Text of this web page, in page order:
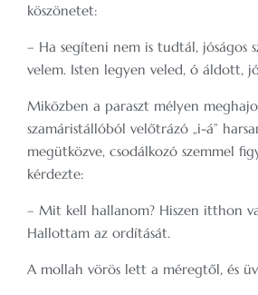
köszönetet:
– Ha segíteni nem is tudtál, jóságos
velem. Isten legyen veled, ó áldott,
Miközben a paraszt mélyen
szamáristállóból velőtrázó „i-á”
megütközve, csodálkozó szemmel
kérdezte:
– Mit kell hallanom? Hiszen itthon
Hallottam az ordítását.
A mollah vörös lett a méregtől, és